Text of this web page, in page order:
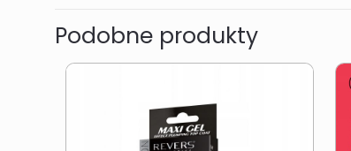
Podobne produkty